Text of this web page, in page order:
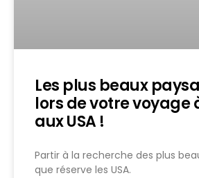
Les plus beaux
lors de votre voyage
aux USA !
Partir à la recherche des plus
que réserve les USA.